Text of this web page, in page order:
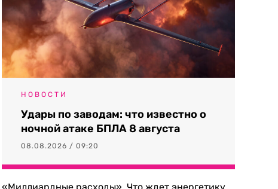
НОВОСТИ
Удары по заводам: что известно о
ночной атаке БПЛА 8 августа
08.08.2026 / 09:20